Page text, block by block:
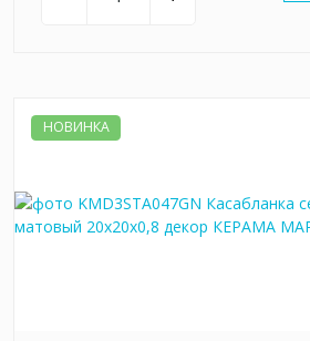
НОВИНКА